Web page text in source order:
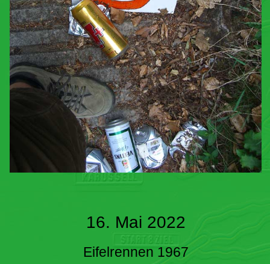
16. Mai 2022
Eifelrennen 1967